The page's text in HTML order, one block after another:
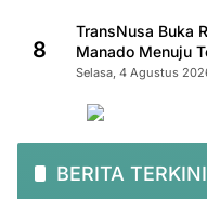
8
TransNusa Buka
Manado Menuju
Selasa, 4 Agustus
BERITA TERKINI